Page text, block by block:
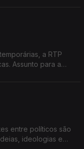
a RTP
Assunto para a
entre políticos são
ideologias e